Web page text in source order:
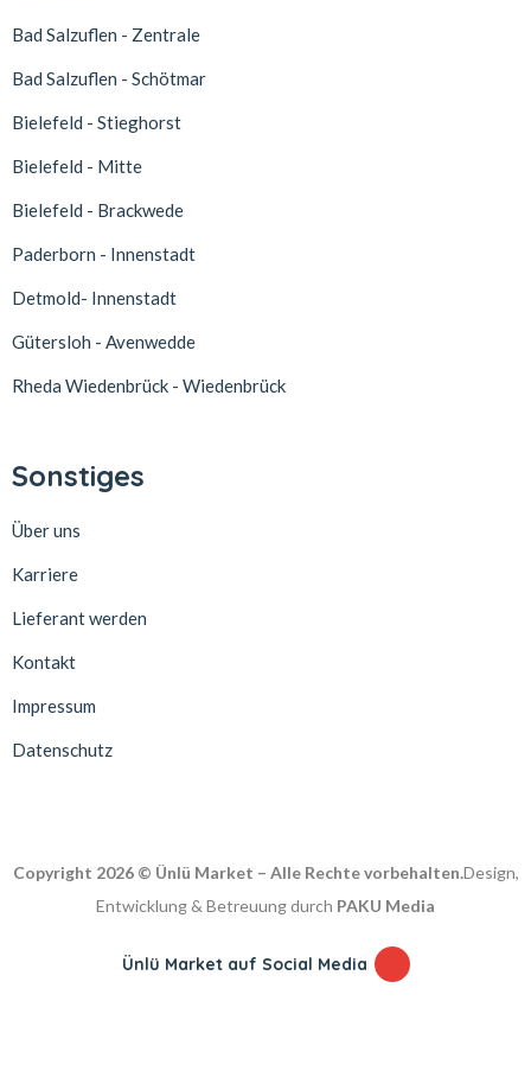
Bad Salzuflen - Zentrale
Bad Salzuflen - Schötmar
Bielefeld - Stieghorst
Bielefeld - Mitte
Bielefeld - Brackwede
Paderborn - Innenstadt
Detmold- Innenstadt
Gütersloh - Avenwedde
Rheda Wiedenbrück - Wiedenbrück
Sonstiges
Über uns
Karriere
Lieferant werden
Kontakt
Impressum
Datenschutz
Copyright 2026 © Ünlü Market – Alle Rechte vorbehalten.Design,
Entwicklung & Betreuung durch PAKU Media
Ünlü Market auf Social Media